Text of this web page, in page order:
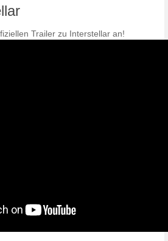
Trailer zu Interstellar an!